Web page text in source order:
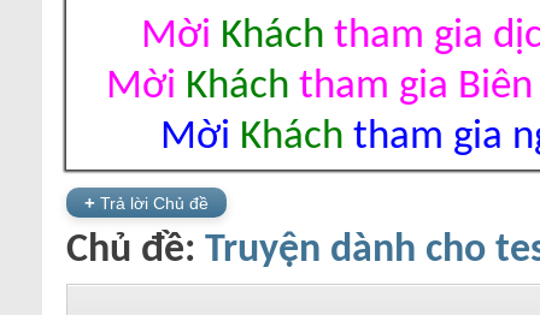
Mời Khách tham gia
Mời Khách tham gia
Mời Khách tham gia
+ Trả lời Chủ đề
Chủ đề: Truyện dành cho